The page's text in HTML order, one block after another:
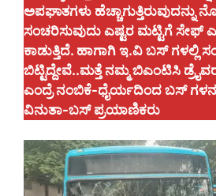
ಅಪಘಾತಗಳು ಹೆಚ್ಚಾಗುತ್ತಿರುವುದನ್ನು
ಸಂಚರಿಸುವುದು ಎಷ್ಟರ ಮಟ್ಟಿಗೆ ಸೇಫ್‌
ಕಾಡುತ್ತಿದೆ. ಹಾಗಾಗಿ ಇ.ವಿ ಬಸ್‌ ಗಳಲ್ಲಿ
ಬಿಟ್ಟಿದ್ದೇವೆ..ಮತ್ತೆ ನಮ್ಮ ಬಿಎಂಟಿಸಿ
ಎಂದ್ರೆ ನಂಬಿಕೆ-ಧೈರ್ಯದಿಂದ ಬಸ್‌ ಗಳನ್ನು
ವಿನುತಾ-ಬಸ್‌ ಪ್ರಯಾಣಿಕರು